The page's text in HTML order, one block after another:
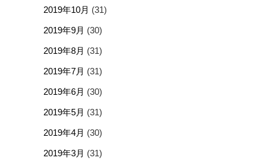
2019年10月 (31)
2019年9月 (30)
2019年8月 (31)
2019年7月 (31)
2019年6月 (30)
2019年5月 (31)
2019年4月 (30)
2019年3月 (31)